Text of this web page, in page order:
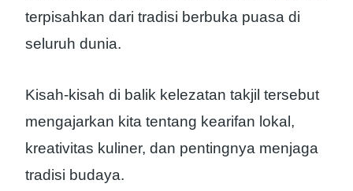
terpisahkan dari tradisi berbuka puasa di
seluruh dunia.
Kisah-kisah di balik kelezatan takjil tersebut
mengajarkan kita tentang kearifan lokal,
kreativitas kuliner, dan pentingnya menjaga
tradisi budaya.